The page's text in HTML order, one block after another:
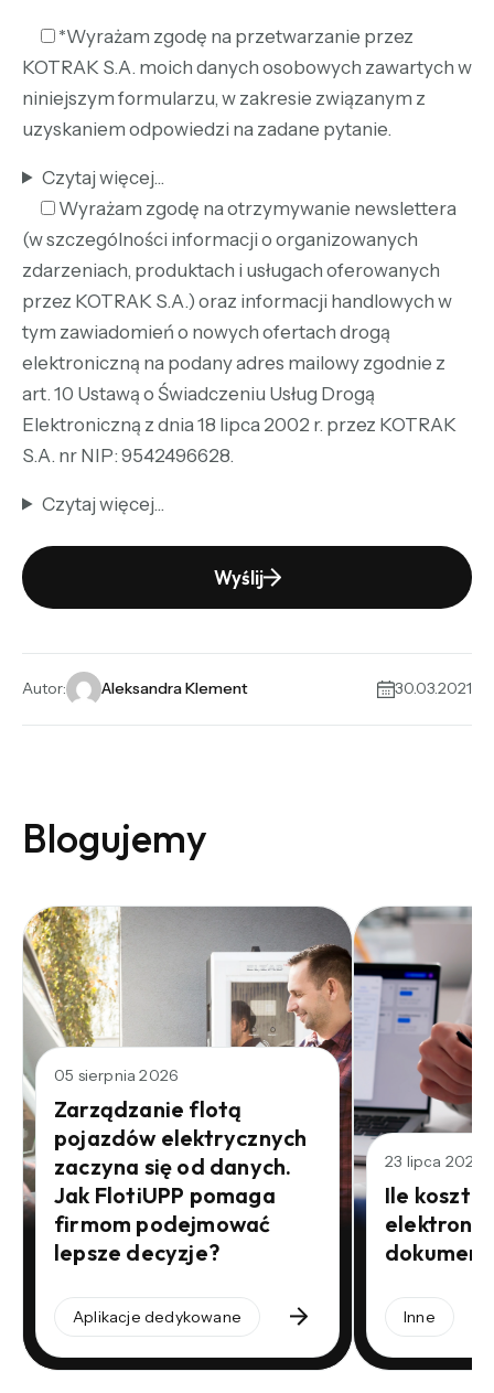
*Wyrażam zgodę na przetwarzanie przez
KOTRAK S.A. moich danych osobowych zawartych w
niniejszym formularzu, w zakresie związanym z
uzyskaniem odpowiedzi na zadane pytanie.
Czytaj więcej...
Wyrażam zgodę na otrzymywanie newslettera
(w szczególności informacji o organizowanych
zdarzeniach, produktach i usługach oferowanych
przez KOTRAK S.A.) oraz informacji handlowych w
tym zawiadomień o nowych ofertach drogą
elektroniczną na podany adres mailowy zgodnie z
art. 10 Ustawą o Świadczeniu Usług Drogą
Elektroniczną z dnia 18 lipca 2002 r. przez KOTRAK
S.A. nr NIP: 9542496628.
Czytaj więcej...
Wyślij
Autor: Aleksandra Klement 30.03.2021
Blogujemy
05 sierpnia 2026
Zarządzanie flotą
pojazdów elektrycznych
zaczyna się od danych.
Jak FlotiUPP pomaga
firmom podejmować
lepsze decyzje?
Aplikacje dedykowane
23 lipca 2026
Ile
Inne